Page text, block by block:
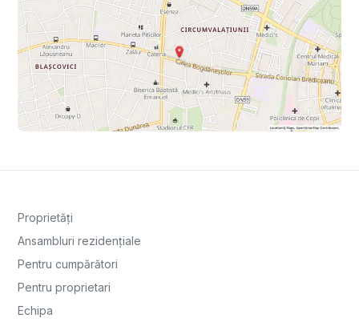
Proprietăți
Ansambluri rezidențiale
Pentru cumpărători
Pentru proprietari
Echipa